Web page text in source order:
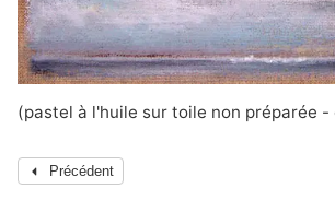
(pastel à l'huile sur toile non préparée -
Précédent